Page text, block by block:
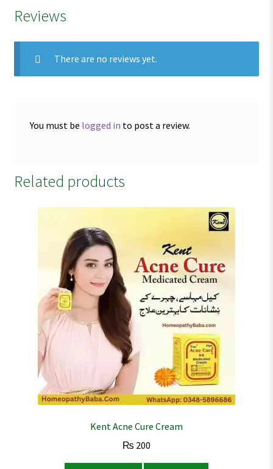
Reviews
There are no reviews yet.
You must be logged in to post a review.
Related products
Kent Acne Cure Cream
₨ 200